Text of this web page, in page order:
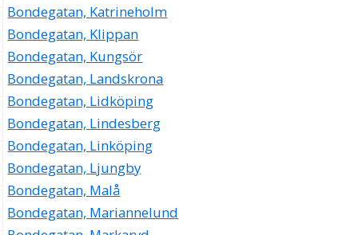
Bondegatan, Katrineholm
Bondegatan, Klippan
Bondegatan, Kungsör
Bondegatan, Landskrona
Bondegatan, Lidköping
Bondegatan, Lindesberg
Bondegatan, Linköping
Bondegatan, Ljungby
Bondegatan, Malå
Bondegatan, Mariannelund